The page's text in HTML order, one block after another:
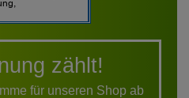
zählt!
für unseren Shop ab